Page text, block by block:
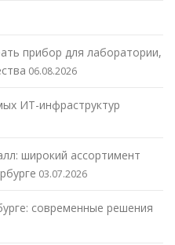
прибор для лаборатории,
06.08.2026
ИТ-инфраструктур
широкий ассортимент
03.07.2026
современные решения